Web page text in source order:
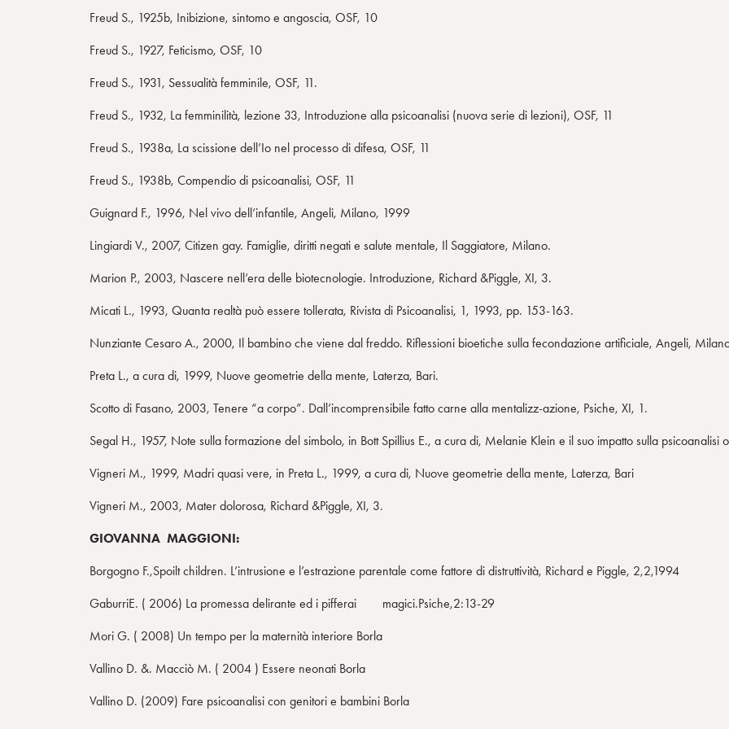
Freud S., 1925b, Inibizione, sintomo e angoscia, OSF, 10
Freud S., 1927, Feticismo, OSF, 10
Freud S., 1931, Sessualità femminile, OSF, 11.
Freud S., 1932, La femminilità, lezione 33, Introduzione alla psicoanalisi (nuova serie di lezioni), OSF, 11
Freud S., 1938a, La scissione dell’Io nel processo di difesa, OSF, 11
Freud S., 1938b, Compendio di psicoanalisi, OSF, 11
Guignard F., 1996, Nel vivo dell’infantile, Angeli, Milano, 1999
Lingiardi V., 2007, Citizen gay. Famiglie, diritti negati e salute mentale, Il Saggiatore, Milano.
Marion P., 2003, Nascere nell’era delle biotecnologie. Introduzione, Richard &Piggle, XI, 3.
Micati L., 1993, Quanta realtà può essere tollerata, Rivista di Psicoanalisi, 1, 1993, pp. 153-163.
Nunziante Cesaro A., 2000, Il bambino che viene dal freddo. Riflessioni bioetiche sulla fecondazione artificiale, Angeli,
Preta L., a cura di, 1999, Nuove geometrie della mente, Laterza, Bari.
Scotto di Fasano, 2003, Tenere “a corpo”. Dall’incomprensibile fatto carne alla mentalizz-azione, Psiche, XI, 1.
Segal H., 1957, Note sulla formazione del simbolo, in Bott Spillius E., a cura di, Melanie Klein e il suo impatto sulla psicoanalisi
Vigneri M., 1999, Madri quasi vere, in Preta L., 1999, a cura di, Nuove geometrie della mente, Laterza, Bari
Vigneri M., 2003, Mater dolorosa, Richard &Piggle, XI, 3.
GIOVANNA MAGGIONI:
Borgogno F.,Spoilt children. L’intrusione e l’estrazione parentale come fattore di distruttività, Richard e Piggle, 2,2,1994
GaburriE. ( 2006) La promessa delirante ed i pifferai magici.Psiche,2:13-29
Mori G. ( 2008) Un tempo per la maternità interiore Borla
Vallino D. &. Macciò M. ( 2004 ) Essere neonati Borla
Vallino D. (2009) Fare psicoanalisi con genitori e bambini Borla